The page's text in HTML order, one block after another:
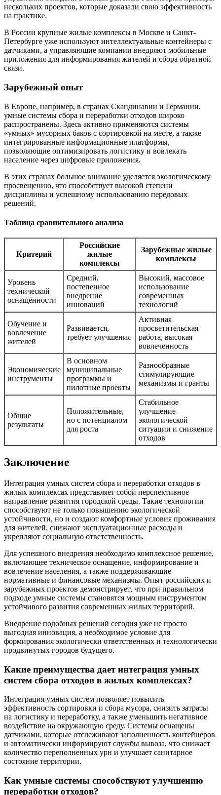
нескольких проектов, которые доказали свою эффективность
на практике.
В России крупные жилые комплексы в Москве и Санкт-
Петербурге уже используют интеллектуальные контейнеры с
датчиками, а управляющие компании внедряют мобильные
приложения для информирования жителей и сбора обратной
связи.
Зарубежный опыт
В Европе, например, в странах Скандинавии и Германии,
умные системы сбора и переработки отходов широко
распространены. Здесь активно применяются системы
«умных» мусорных баков с сортировкой на месте, а также
интегрированные информационные платформы,
позволяющие оптимизировать логистику и вовлекать
население через цифровые приложения.
В этих странах большое внимание уделяется экологическому
просвещению, что способствует высокой степени
дисциплины и успешному использованию передовых
решений.
Таблица сравнительного анализа
Критерий
Российские
жилые
комплексы
Зарубежные жилые
комплексы
Уровень
технической
оснащённости
Средний,
постепенное
внедрение
инноваций
Высокий, массовое
использование
современных
технологий
Обучение и
вовлечение
жителей
Развивается,
требует улучшения
Активная
просветительская
работа, высокая
вовлеченность
Экономические
инструменты
В основном
муниципальные
программы и
пилотные проекты
Разнообразные
стимулирующие
механизмы и гранты
Общие
результаты
Положительные,
но с потенциалом
для роста
Стабильное
улучшение
экологической
ситуации и снижение
отходов
Заключение
Интеграция умных систем сбора и переработки отходов в
жилых комплексах представляет собой перспективное
направление развития городской среды. Такие технологии
способствуют не только повышению экологической
устойчивости, но и создают комфортные условия проживания
для жителей, снижают эксплуатационные расходы и
укрепляют социальную ответственность.
Для успешного внедрения необходимо комплексное решение,
включающее техническое оснащение, информирование и
вовлечение населения, а также поддерживающие
нормативные и финансовые механизмы. Опыт российских и
зарубежных проектов демонстрирует, что при правильном
подходе умные системы становятся мощным инструментом
устойчивого развития современных жилых территорий.
Внедрение подобных решений сегодня уже не просто
выгодная инновация, а необходимое условие для
формирования экологически ответственных и технологически
продвинутых городов будущего.
Какие преимущества дает интеграция умных
систем сбора отходов в жилых комплексах?
Интеграция умных систем позволяет повысить
эффективность сортировки и сбора мусора, снизить затраты
на логистику и переработку, а также уменьшить негативное
воздействие на окружающую среду. Системы оснащены
датчиками, которые отслеживают заполненность контейнеров
и автоматически информируют службы вывоза, что снижает
количество переполненных урн и улучшает санитарное
состояние территории.
Как умные системы способствуют улучшению
переработки отходов?